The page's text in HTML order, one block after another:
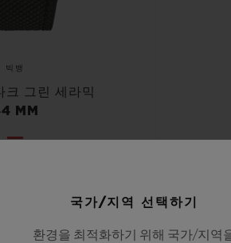
빅뱅
크 그린 세라믹
MM
국가/지역 선택하기
환경을 최적화하기 위해 국가/지역